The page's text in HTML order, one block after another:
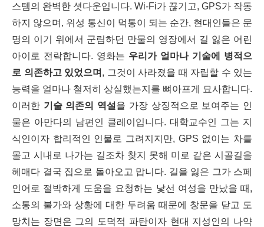
스템의 완벽한 셧다운입니다. Wi-Fi가 끊기고, GPS가 작동
하지 않으며, 위성 통신이 먹통이 되는 순간, 현대인들은 문
명의 이기 위에서 군림하던 만물의 영장에서 길 잃은 어린
아이로 전락합니다. 영화는 우리가 얼마나 기술에 병적으
로 의존하고 있었으며 , 그것이 사라졌을 때 자립할 수 있는
능력을 얼마나 철저히 상실했는지를 뼈아프게 묘사합니다.
이러한 기술 의존의 역설 을 가장 상징적으로 보여주는 인
물은 아만다의 남편인 클레이입니다. 대학교수인 그는 지
식인이자 합리적인 인물로 그려지지만, GPS 없이는 차를
몰고 시내로 나가는 길조차 찾지 못해 미로 같은 시골길을
헤매다 결국 집으로 돌아오고 맙니다. 길을 잃은 그가 스페
인어로 절박하게 도움을 요청하는 낯선 여성을 만났을 때,
소통의 불가와 상황에 대한 두려움 때문에 창문을 닫고 도
망치는 장면은 그의 도덕적 파탄이자 현대 지성인의 나약